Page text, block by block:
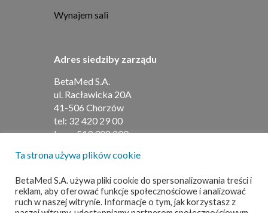
Wynajem sali
Adres siedziby zarządu
BetaMed S.A.
ul. Racławicka 20A
41-506 Chorzów
tel: 32 420 29 00
kom:519 308 200
BetaMed S.A
ul. Barbary 21
Ta strona używa plików cookie
BetaMed S.A. używa pliki cookie do spersonalizowania treści i
reklam, aby oferować funkcje społecznościowe i analizować
ruch w naszej witrynie. Informacje o tym, jak korzystasz z